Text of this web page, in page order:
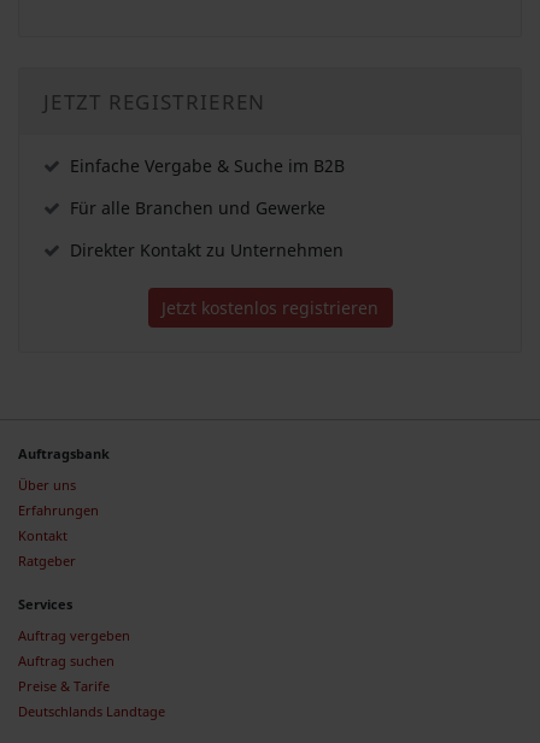
JETZT REGISTRIEREN
Einfache Vergabe & Suche im B2B
Für alle Branchen und Gewerke
Direkter Kontakt zu Unternehmen
Jetzt kostenlos registrieren
Auftragsbank
Über uns
Erfahrungen
Kontakt
Ratgeber
Services
Auftrag vergeben
Auftrag suchen
Preise & Tarife
Deutschlands Landtage